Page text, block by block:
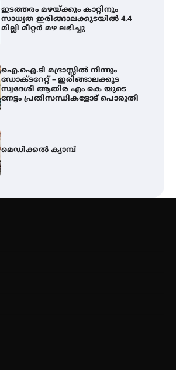
ഐ.ഐ.ടി മദ്രാസ്സിൽ നിന്നും
ഡോക്ടറേറ്റ് – ഇരിങ്ങാലക്കുട
സ്വദേശി ആതിര എം കെ യുടെ
നേട്ടം പ്രതിസന്ധികളോട് പൊരുതി
മെഡിക്കൽ ക്യാമ്പ്
സെന്റ് ജോസഫ്സ് കോളജ്
കോമേഴ്‌സ് അസോസിയേഷന്
തുടക്കമായി